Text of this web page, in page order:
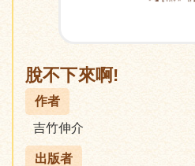
脫不下來啊!
作者
吉竹伸介
出版者